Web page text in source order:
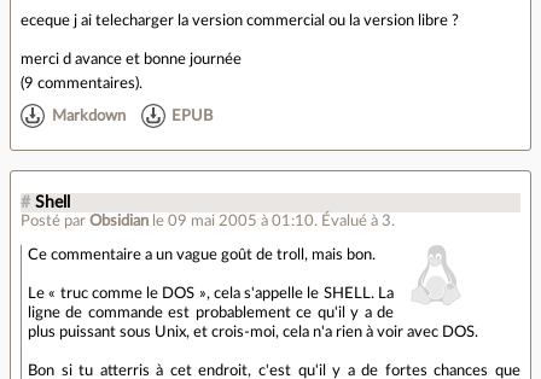
eceque j ai telecharger la version commercial ou la version libre ?
merci d avance et bonne journée
(9 commentaires).
Markdown EPUB
# Shell
Posté par Obsidian le 09 mai 2005 à 01:10. Évalué à 3.
Ce commentaire a un vague goût de troll, mais bon.
Le « truc comme le DOS », cela s'appelle le SHELL. La
ligne de commande est probablement ce qu'il y a de
plus puissant sous Unix, et crois-moi, cela n'a rien à voir avec DOS.
Bon si tu atterris à cet endroit, c'est qu'il y a de fortes chances que